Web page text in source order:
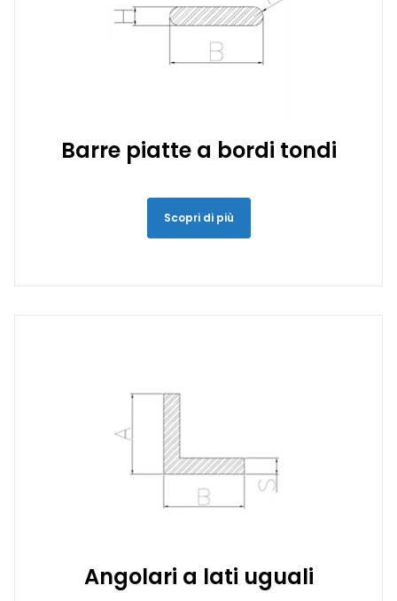
Barre piatte a bordi tondi
Scopri di più
Angolari a lati uguali